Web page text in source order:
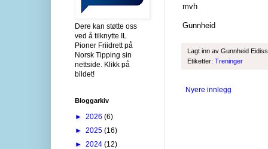
mvh
Gunnheid
Lagt inn av Gunnheid
Etiketter: Treninger
Nyere innlegg
Dere kan støtte oss
ved å tilknytte IL
Pioner Friidrett på
Norsk Tipping sin
nettside. Klikk på
bildet!
Bloggarkiv
► 2026 (6)
► 2025 (16)
► 2024 (12)